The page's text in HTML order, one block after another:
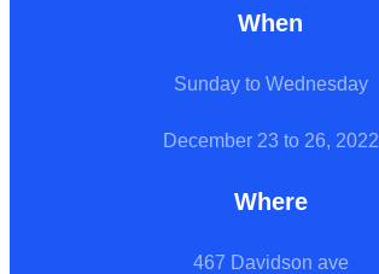
When
Sunday to Wednesday
December 23 to 26, 2022
Where
467 Davidson ave